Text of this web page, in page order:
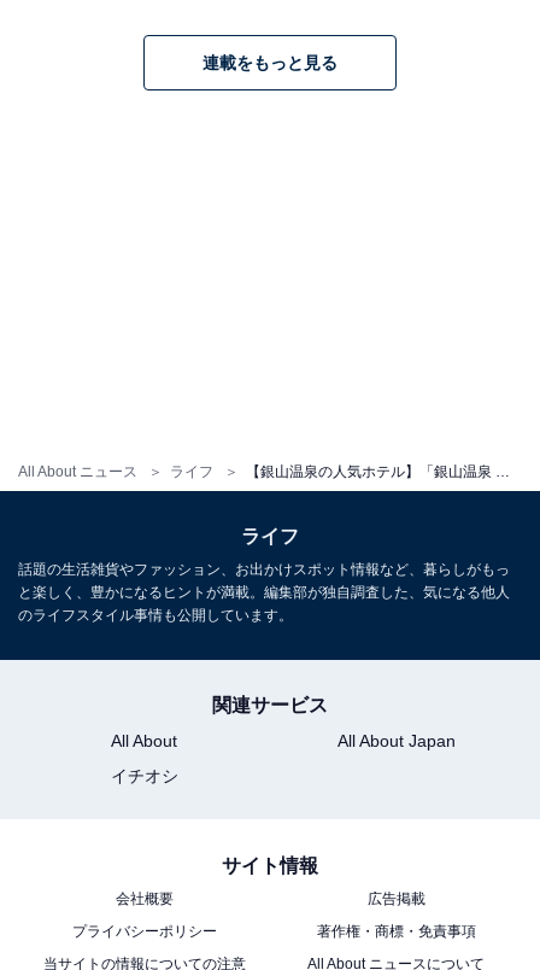
All About ニュース ライフ
交通手段：JR大石田駅より銀山温泉行き市営バスで約40
分／尾花沢ICより車で約20分
また、記事中の宿泊プランを予約すると、売上の一部が
オールアバウトに還元されることがあります。
【飯坂温泉の人気ホテル】「飯坂ホテルジュラ
彩な湯船が魅力
連載をもっと見る
ライフ
話題の生活雑貨やファッション、お出かけスポット情報など、暮らしがもっ
と楽しく、豊かになるヒントが満載。編集部が独自調査した、気になる他人
のライフスタイル事情も公開しています。
関連サービス
All About
All About Japan
イチオシ
サイト情報
会社概要
広告掲載
プライバシーポリシー
著作権・商標・免責事項
当サイトの情報についての注意
All About ニュースについて